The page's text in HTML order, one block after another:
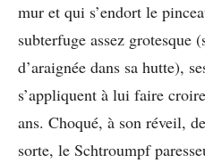
mur et qui s’endort le
subterfuge assez grotesque
d’araignée dans sa hutte),
s’appliquent à lui faire
ans. Choqué, à son réveil,
sorte, le Schtroumpf